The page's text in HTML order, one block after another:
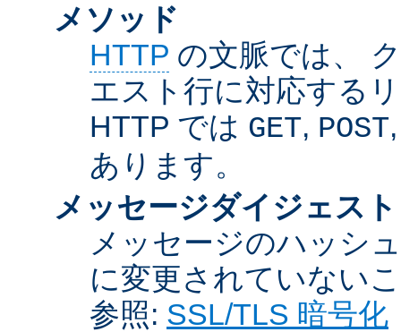
メソッド
HTTP の文脈では、
エスト行に対応する
HTTP では GET, POST
あります。
メッセージダイジェスト
メッセージのハッシ
に変更されていない
参照: SSL/TLS 暗号化